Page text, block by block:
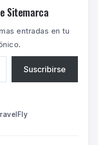
Sitemarca
entradas en tu
Suscribirse